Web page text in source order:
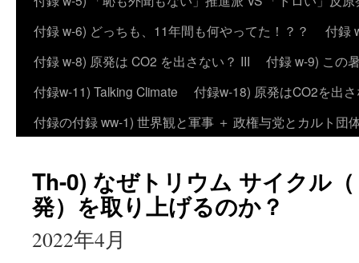
付録 w-6) どっちも、11年間も何やってた！？？
付録
付録 w-8) 原発は CO2 を出さない？ III
付録 w-9) この
付録w-11) Talking Climate
付録w-18) 原発はCO2を出
付録の付録 ww-1) 世界観と軍事 ＋ 政権与党とカルト団
Th-0) なぜトリウム サイクル
発）を取り上げるのか？
2022年4月